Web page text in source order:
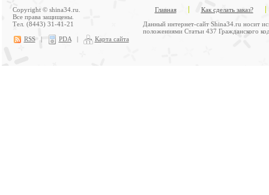
Copyright © shina34.ru.
Все права защищены.
Тел. (8443) 31-41-21
RSS | PDA | Карта сайта
Главная
Как сделать заказ?
Данный интернет-сайт Shina34.ru носит
положениями Статьи 437 Гражданского